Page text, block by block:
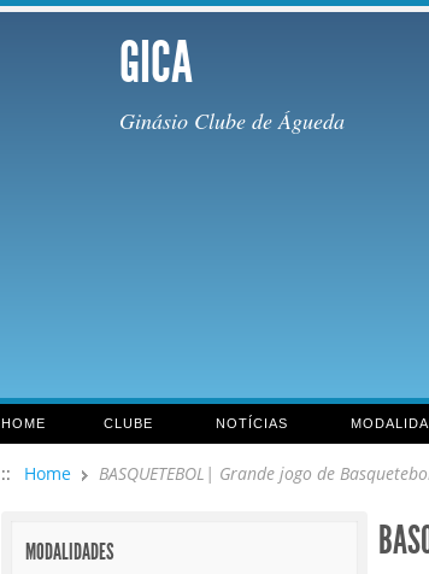
GICA
Ginásio Clube de Águeda
HOME CLUBE NOTÍCIAS
:: Home BASQUETEBOL| Grande jogo de
MODALIDADES